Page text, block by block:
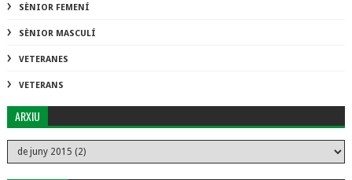
SÈNIOR FEMENÍ
SÈNIOR MASCULÍ
VETERANES
VETERANS
ARXIU